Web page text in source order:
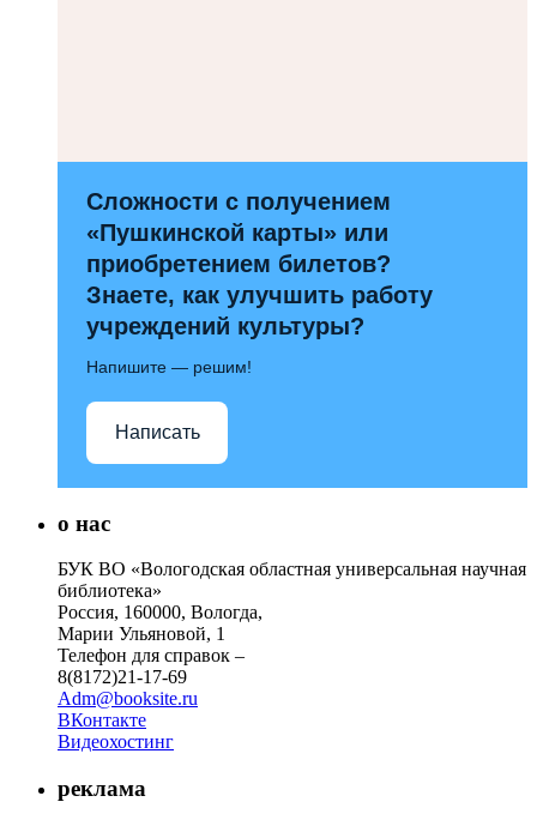
Сложности с получением
«Пушкинской карты» или
приобретением билетов?
Знаете, как улучшить работу
учреждений культуры?
Напишите — решим!
Написать
о нас
БУК ВО «Вологодская областная универсальная научная
библиотека»
Россия, 160000, Вологда,
Марии Ульяновой, 1
Телефон для справок –
8(8172)21-17-69
Adm@booksite.ru
ВКонтакте
Видеохостинг
реклама